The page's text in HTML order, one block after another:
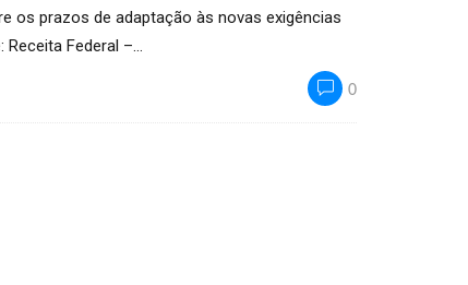
os prazos de adaptação às novas exigências
Receita Federal –…
0